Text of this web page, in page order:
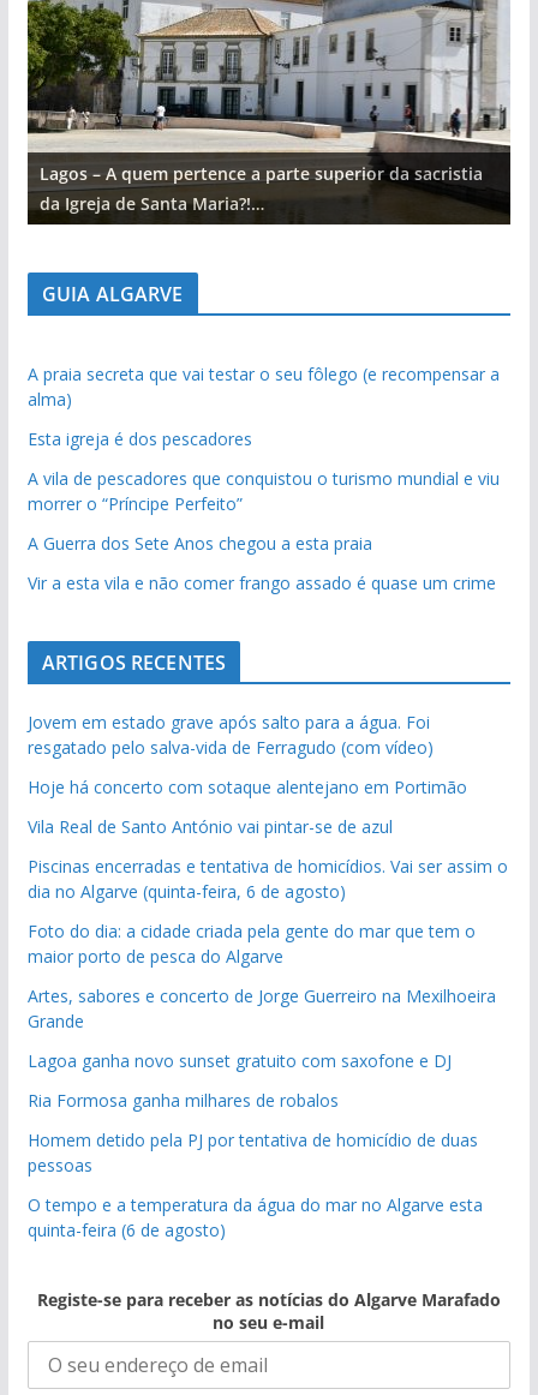
Lagos – A quem pertence a parte superior da sacristia
da Igreja de Santa Maria?!…
GUIA ALGARVE
A praia secreta que vai testar o seu fôlego (e recompensar a
alma)
Esta igreja é dos pescadores
A vila de pescadores que conquistou o turismo mundial e viu
morrer o “Príncipe Perfeito”
A Guerra dos Sete Anos chegou a esta praia
Vir a esta vila e não comer frango assado é quase um crime
ARTIGOS RECENTES
Jovem em estado grave após salto para a água. Foi
resgatado pelo salva-vida de Ferragudo (com vídeo)
Hoje há concerto com sotaque alentejano em Portimão
Vila Real de Santo António vai pintar-se de azul
Piscinas encerradas e tentativa de homicídios. Vai ser assim o
dia no Algarve (quinta-feira, 6 de agosto)
Foto do dia: a cidade criada pela gente do mar que tem o
maior porto de pesca do Algarve
Artes, sabores e concerto de Jorge Guerreiro na Mexilhoeira
Grande
Lagoa ganha novo sunset gratuito com saxofone e DJ
Ria Formosa ganha milhares de robalos
Homem detido pela PJ por tentativa de homicídio de duas
pessoas
O tempo e a temperatura da água do mar no Algarve esta
quinta-feira (6 de agosto)
Registe-se para receber as notícias do Algarve Marafado
no seu e-mail